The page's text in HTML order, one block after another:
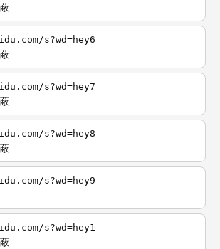
s?wd=hey6
s?wd=hey7
s?wd=hey8
s?wd=hey9
s?wd=hey1